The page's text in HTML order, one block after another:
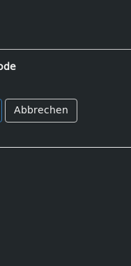
Abbrechen